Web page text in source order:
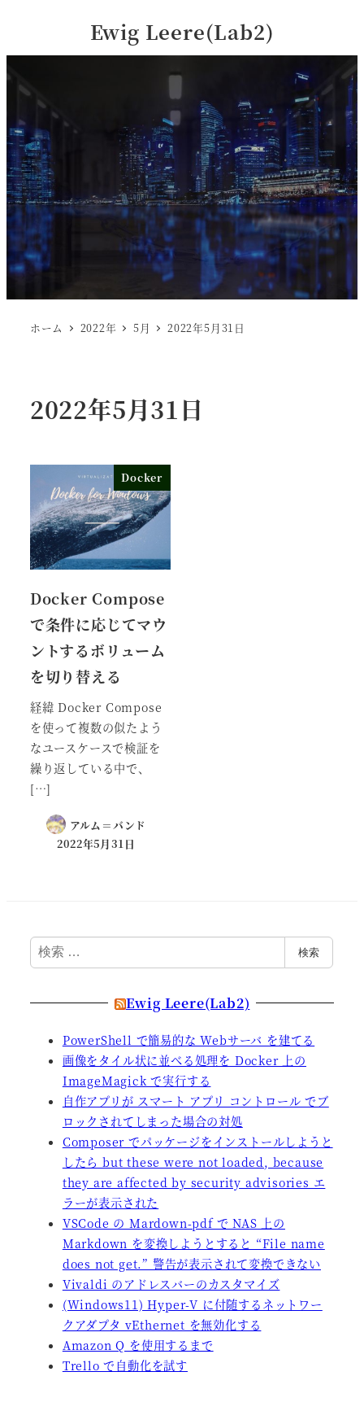
Ewig Leere(Lab2)
ホーム 2022年 5月 2022年5月31日
2022年5月31日
Docker
Docker Compose
で条件に応じてマウ
ントするボリューム
を切り替える
経緯 Docker Compose
を使って複数の似たよう
なユースケースで検証を
繰り返している中で、
[…]
アルム＝バンド
2022年5月31日
検
索
検索
Ewig Leere(Lab2)
PowerShell で簡易的な Webサーバ を建てる
画像をタイル状に並べる処理を Docker 上の
ImageMagick で実行する
自作アプリが スマート アプリ コントロール でブ
ロックされてしまった場合の対処
Composer でパッケージをインストールしようと
したら but these were not loaded, because
they are affected by security advisories エ
ラーが表示された
VSCode の Mardown-pdf で NAS 上の
Markdown を変換しようとすると “File name
does not get.” 警告が表示されて変換できない
Vivaldi のアドレスバーのカスタマイズ
(Windows11) Hyper-V に付随するネットワー
クアダプタ vEthernet を無効化する
Amazon Q を使用するまで
Trello で自動化を試す